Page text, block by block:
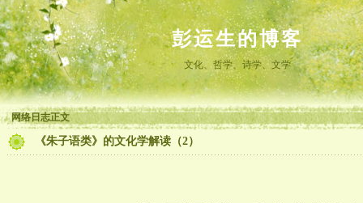
彭运生的博客
文化、哲学、诗学、文学
网络日志正文
《朱子语类》的文化学解读（2）